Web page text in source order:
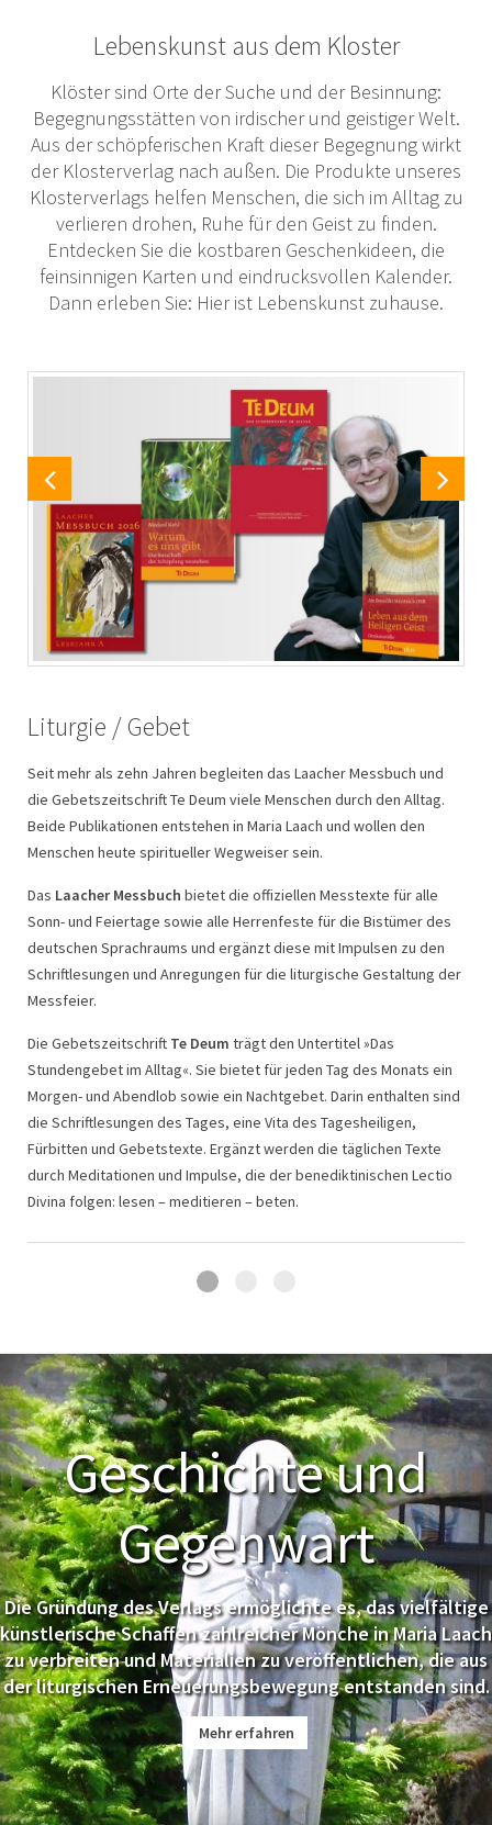
Lebenskunst aus dem Kloster
Klöster sind Orte der Suche und der Besinnung:
Begegnungsstätten von irdischer und geistiger Welt.
Aus der schöpferischen Kraft dieser Begegnung wirkt
der Klosterverlag nach außen. Die Produkte unseres
Klosterverlags helfen Menschen, die sich im Alltag zu
verlieren drohen, Ruhe für den Geist zu finden.
Entdecken Sie die kostbaren Geschenki­deen, die
feinsinnigen Karten und eindrucksvollen Kalender.
Dann erleben Sie: Hier ist Lebenskunst zuhause.
Liturgie / Gebet
Seit mehr als zehn Jahren begleiten das Laacher Messbuch und
die Gebetszeitschrift Te Deum viele Menschen durch den Alltag.
Beide Publikationen entstehen in Maria Laach und wollen den
Menschen heute spiritueller Wegweiser sein.
Das Laacher Messbuch bietet die offiziellen Messtexte für alle
Sonn- und Feiertage sowie alle Herrenfeste für die Bistümer des
deutschen Sprachraums und ergänzt diese mit Impulsen zu den
Schriftlesungen und Anregungen für die liturgische Gestaltung der
Messfeier.
Die Gebetszeitschrift Te Deum trägt den Untertitel »Das
Stundengebet im Alltag«. Sie bietet für jeden Tag des Monats ein
Morgen- und Abendlob sowie ein Nachtgebet. Darin enthalten sind
die Schriftlesungen des Tages, eine Vita des Tagesheiligen,
Fürbitten und Gebetstexte. Ergänzt werden die täglichen Texte
durch Meditationen und Impulse, die der benediktinischen Lectio
Divina folgen: lesen – meditieren – beten.
Kunstgegenstände
Aus der Tradition des künstlerischen und kunsthandwerklichen
Schaffens in Maria Laach hat sich unser Sortiment an
Kunstgegenständen entwickelt. Vor allem Bronze ist das Material,
aus dem zahlreiche hochwertige Objekte gefertigt werden. Die
Metalls lassen den Betrachter zur inneren Balance finden und
bescheren Stille und Ruhe für den Geist. Die Entwürfe stammen
unter anderem von Andrea Zrenner, Christoph Fischbach sowie
weiteren nationalen und internationalen Künstlern. Kerzen in
verschiedenen Größen, Rosenkränze, Produkte aus Speckstein,
Anhänger aus Muranoglas und viele weitere schöne Dinge runden
das Sortiment ab.
Besonderes Augenmerk legt der Klosterverlag Maria Laach
naturgemäß auf die christlichen Lebenshöhepunkte, aber auch
zum Führerschein findet man ein passendes Geschenk.
Karten / Kartenbücher / Kalender
Wir bieten ein breites Sortiment an Grußkarten in
unterschiedlichen Formaten zu den verschiedenen Anlässen und
Lebensereignissen. Werke der klassischen Malerei sind ebenso im
Programm wie Arbeiten moderner Künstler, wie z.B. Beate Heinen,
Spirituelle und meditative Texte ergänzen die Bildmotive. Darunter
sind Werke zeitgenössischer Autoren wie Pierre Stutz, Anselm
GrünOSBund Andrea Schwarz, ebenso wie Texte aus dem reichen
Schatz der klösterlichen und spirituellen Überlieferung.
Ein besonderes Programmsegment bilden Grußkarten zu
kirchlichen Weihefeiern wie der Diakon- oder Priesterweihe, der
Ordensprofess und Weihejubiläen.
Geschichte und
Gegenwart
Die Gründung des Verlags ermöglichte es, das vielfältige
künstlerische Schaffen zahlreicher Mönche in Maria Laach
zu verbreiten und Materialien zu veröffentlichen, die aus
der liturgischen Erneuerungsbewegung entstanden sind.
Mehr erfahren